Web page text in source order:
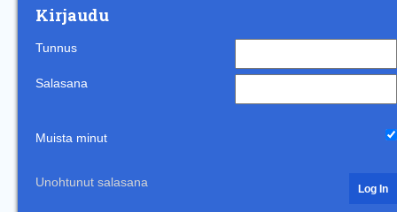
Kirjaudu
Tunnus
Salasana
Muista minut
Unohtunut salasana